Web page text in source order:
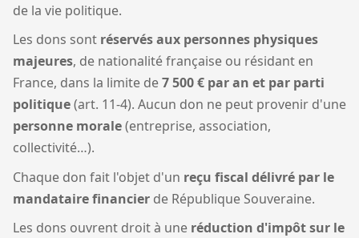
de la vie politique.
Les dons sont réservés aux personnes physiques
majeures, de nationalité française ou résidant en
France, dans la limite de7 500 € par an et par parti
politique(art. 11-4). Aucun don ne peut provenir d'une
personne morale(entreprise, association,
collectivité…).
Chaque don fait l'objet d'un reçu fiscal délivré par le
mandataire financier de République Souveraine.
Les dons ouvrent droit à une réduction d'impôt sur le